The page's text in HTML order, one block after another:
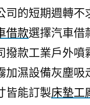
司的短期週轉不
借款選擇汽車借
撥款工業戶外噴
加濕設備灰塵吸
皆能訂製床墊工